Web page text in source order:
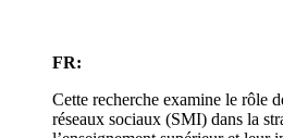
FR:
Cette recherche examine le rôle
réseaux sociaux (SMI) dans la